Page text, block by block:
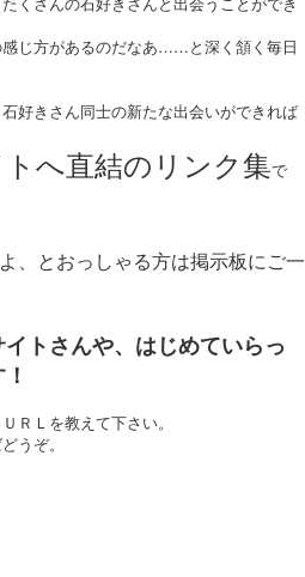
じ方があるのだなあ……と深く頷く毎日
好きさん同士の新たな出会いができれば
へ直結のリンク集で
、とおっしゃる方は掲示板にご一
トさんや、はじめていらっ
ＲＬを教えて下さい。
うぞ。